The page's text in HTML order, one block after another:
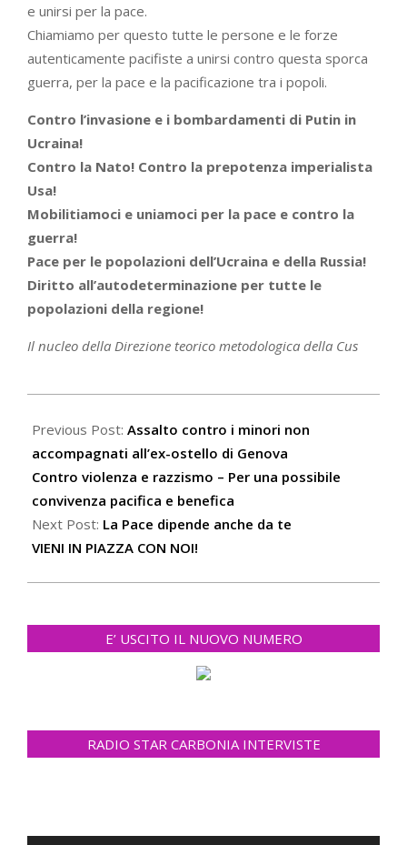
e unirsi per la pace.
Chiamiamo per questo tutte le persone e le forze
autenticamente pacifiste a unirsi contro questa sporca
guerra, per la pace e la pacificazione tra i popoli.
Contro l’invasione e i bombardamenti di Putin in
Ucraina!
Contro la Nato! Contro la prepotenza imperialista
Usa!
Mobilitiamoci e uniamoci per la pace e contro la
guerra!
Pace per le popolazioni dell’Ucraina e della Russia!
Diritto all’autodeterminazione per tutte le
popolazioni della regione!
Il nucleo della Direzione teorico metodologica della Cus
02-
24
Previous Post: Assalto contro i minori non
accompagnati all’ex-ostello di Genova
Contro violenza e razzismo – Per una possibile
convivenza pacifica e benefica
Next Post: La Pace dipende anche da te
VIENI IN PIAZZA CON NOI!
E’ USCITO IL NUOVO NUMERO
RADIO STAR CARBONIA INTERVISTE